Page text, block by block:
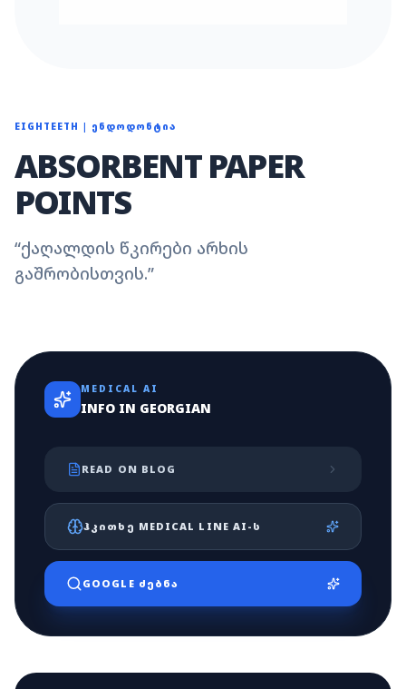
EIGHTEETH | ᲔᲜᲓᲝᲓᲝᲜᲢᲘᲐ
ABSORBENT PAPER
POINTS
“ქაღალდის წკირები არხის
გაშრობისთვის.”
MEDICAL AI
INFO IN GEORGIAN
READ ON BLOG
ᲰᲙᲘᲗᲮᲔ MEDICAL LINE AI-Ს
GOOGLE ᲫᲔᲑᲜᲐ